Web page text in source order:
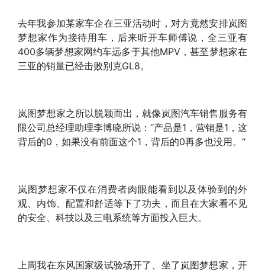
去年我参加某家车企在三亚活动时，对方竟然安排岚图
梦想家作为接待用车，后来听开车师傅说，全三亚有
400多辆梦想家网约车远多于其他MPV，甚至梦想家在
三亚的销量已经击败别克GL8。
岚图梦想家之所以脱颖而出，就像岚图汽车销售服务有
限公司总经理助理李博晓所说：“产品是1，营销是1，这
背后的0，如果没有前面这个1，背后的0再多也没用。“
岚图梦想家不仅在消费者肉眼能看到以及体验到的外
观、内饰、配置和舒适等下了功夫，而且在大家看不见
的安全、科技以及三电系统等方面投入巨大。
上周我在东风国家级试验场开了、坐了岚图梦想家，开